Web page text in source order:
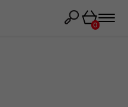
Košík
0